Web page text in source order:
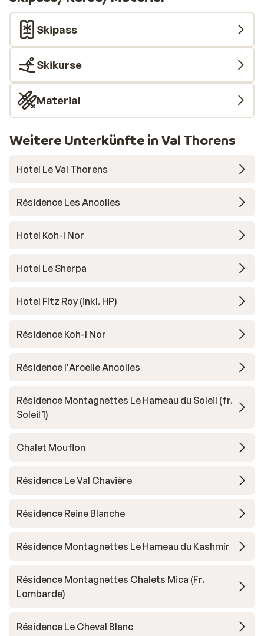
Skipass
Skikurse
Material
Weitere Unterkünfte in Val Thorens
Hotel Le Val Thorens
Résidence Les Ancolies
Hotel Koh-I Nor
Hotel Le Sherpa
Hotel Fitz Roy (inkl. HP)
Résidence Koh-I Nor
Résidence l'Arcelle Ancolies
Résidence Montagnettes Le Hameau du Soleil (fr.
Soleil 1)
Chalet Mouflon
Résidence Le Val Chavière
Résidence Reine Blanche
Résidence Montagnettes Le Hameau du Kashmir
Résidence Montagnettes Chalets Mica (Fr.
Lombarde)
Résidence Le Cheval Blanc